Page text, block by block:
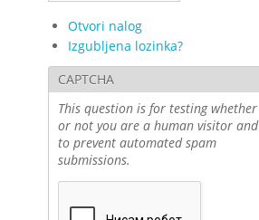
Otvori nalog
Izgubljena lozinka?
CAPTCHA
This question is for testing whether
or not you are a human visitor and
to prevent automated spam
submissions.